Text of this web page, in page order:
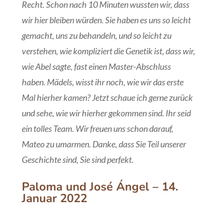
Recht. Schon nach 10 Minuten wussten wir, dass
wir hier bleiben würden. Sie haben es uns so leicht
gemacht, uns zu behandeln, und so leicht zu
verstehen, wie kompliziert die Genetik ist, dass wir,
wie Abel sagte, fast einen Master-Abschluss
haben. Mädels, wisst ihr noch, wie wir das erste
Mal hierher kamen? Jetzt schaue ich gerne zurück
und sehe, wie wir hierher gekommen sind. Ihr seid
ein tolles Team. Wir freuen uns schon darauf,
Mateo zu umarmen. Danke, dass Sie Teil unserer
Geschichte sind, Sie sind perfekt.
Paloma und José Ángel – 14.
Januar 2022